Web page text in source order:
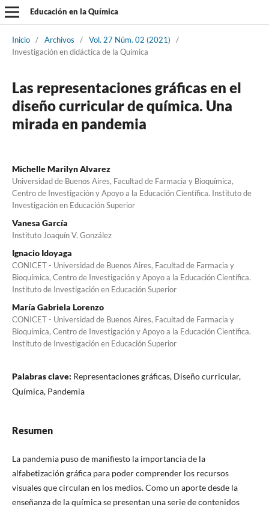
Educación en la Química
Inicio / Archivos / Vol. 27 Núm. 02 (2021)
/
Investigación en didáctica de la Química
Las representaciones gráficas en el
diseño curricular de química. Una
mirada en pandemia
Michelle Marilyn Alvarez
Universidad de Buenos Aires, Facultad de Farmacia y Bioquímica,
Centro de Investigación y Apoyo a la Educación Científica. Instituto de
Investigación en Educación Superior
Vanesa García
Instituto Joaquín V. González
Ignacio Idoyaga
CONICET - Universidad de Buenos Aires, Facultad de Farmacia y
Bioquímica, Centro de Investigación y Apoyo a la Educación Científica.
Instituto de Investigación en Educación Superior
María Gabriela Lorenzo
CONICET - Universidad de Buenos Aires, Facultad de Farmacia y
Bioquímica, Centro de Investigación y Apoyo a la Educación Científica.
Instituto de Investigación en Educación Superior
Palabras clave: Representaciones gráficas, Diseño curricular,
Química, Pandemia
Resumen
La pandemia puso de manifiesto la importancia de la
alfabetización gráfica para poder comprender los recursos
visuales que circulan en los medios. Como un aporte desde la
enseñanza de la química se presentan una serie de contenidos